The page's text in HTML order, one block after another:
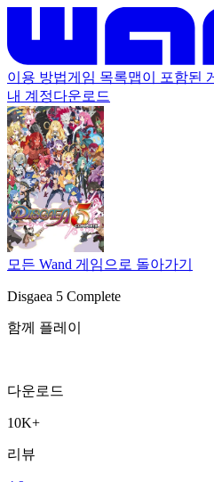
이용 방법게임 목록맵이 포함된
내 계정다운로드
모든 Wand 게임으로 돌아가기
Disgaea 5 Complete
함께 플레이
다운로드
10K+
리뷰